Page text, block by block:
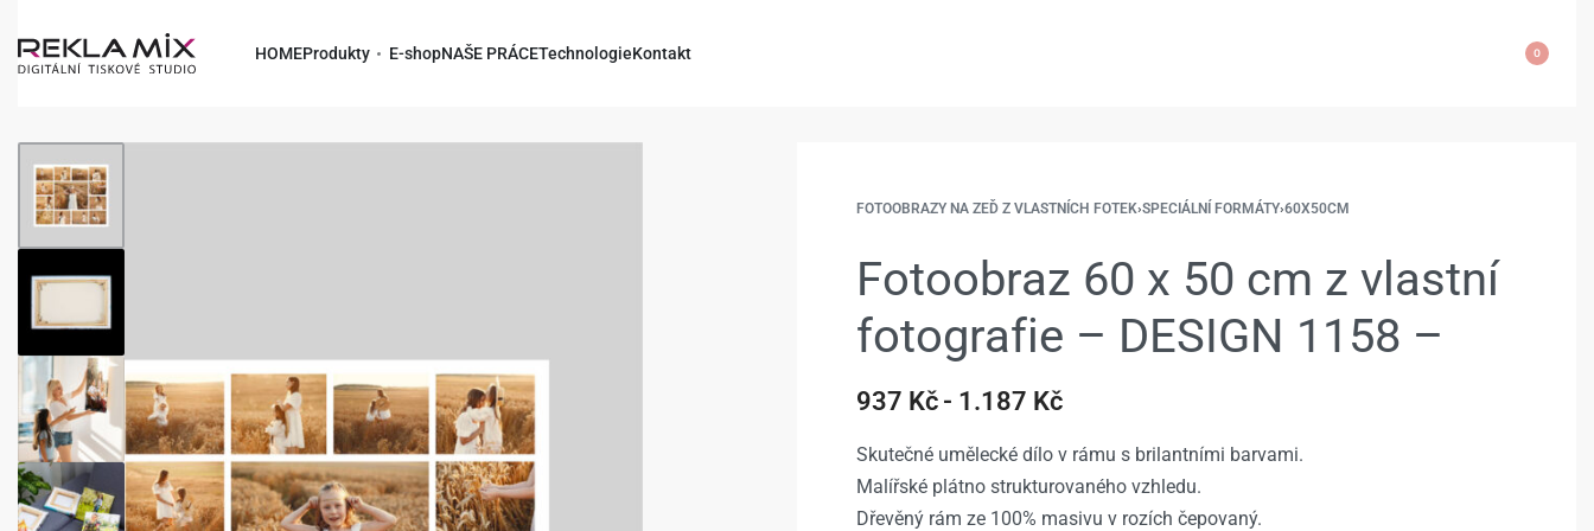
HOMEProdukty E-shopNAŠE PRÁCETechnologieKontakt 0
FOTOOBRAZY NA ZEĎ Z VLASTNÍCH FOTEK›SPECIÁLNÍ FORMÁTY›60X50CM
Fotoobraz 60 x 50 cm z vlastní
fotografie – DESIGN 1158 –
937 Kč 1.187 Kč
Skutečné umělecké dílo v rámu s brilantními barvami.
Malířské plátno strukturovaného vzhledu.
Dřevěný rám ze 100% masivu v rozích čepovaný.